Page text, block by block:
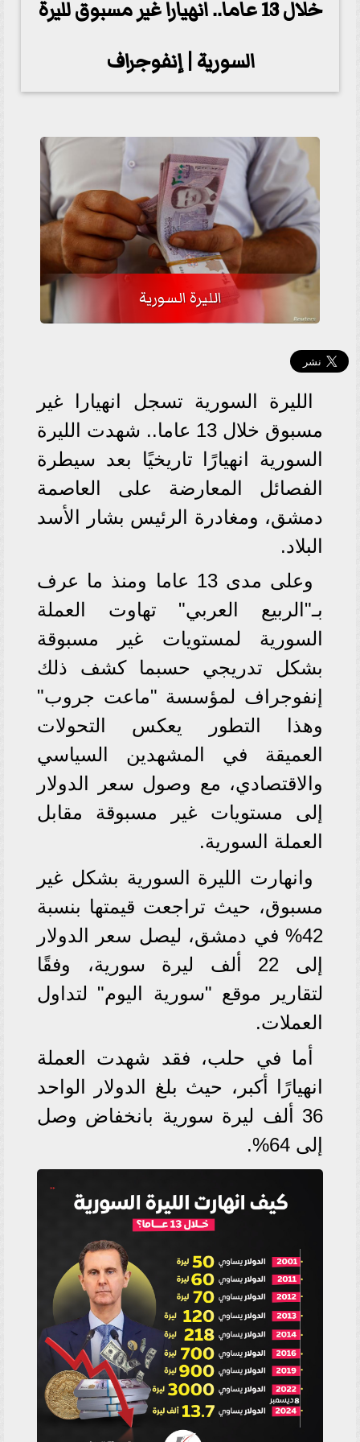
خلال 13 عاما.. انهيارا غير مسبوق لليرة
السورية | إنفوجراف
الليرة السورية
الليرة السورية تسجل انهيارا غير
مسبوق خلال 13 عاما.. شهدت الليرة
السورية انهيارًا تاريخيًا بعد سيطرة
الفصائل المعارضة على العاصمة
دمشق، ومغادرة الرئيس بشار الأسد
البلاد.
وعلى مدى 13 عاما ومنذ ما عرف
بـ"الربيع العربي" تهاوت العملة
السورية لمستويات غير مسبوقة
بشكل تدريجي حسبما كشف ذلك
إنفوجراف لمؤسسة "ماعت جروب"
وهذا التطور يعكس التحولات
العميقة في المشهدين السياسي
والاقتصادي، مع وصول سعر الدولار
إلى مستويات غير مسبوقة مقابل
العملة السورية.
وانهارت الليرة السورية بشكل غير
مسبوق، حيث تراجعت قيمتها بنسبة
42% في دمشق، ليصل سعر الدولار
إلى 22 ألف ليرة سورية، وفقًا
لتقارير موقع "سورية اليوم" لتداول
العملات.
أما في حلب، فقد شهدت العملة
انهيارًا أكبر، حيث بلغ الدولار الواحد
36 ألف ليرة سورية بانخفاض وصل
إلى 64%.